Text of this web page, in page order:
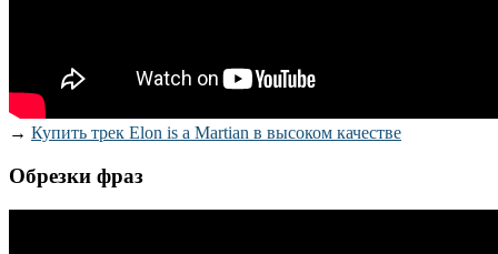
→ Купить трек Elon is a Martian в высоком качестве
Обрезки фраз